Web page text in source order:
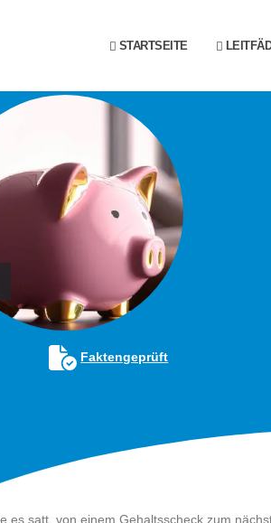
STARTSEITE
Faktengeprüft
es satt, von einem Gehaltsscheck zum